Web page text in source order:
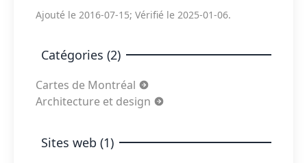
Ajouté le 2016-07-15; Vérifié le 2025-01-06.
Catégories (2)
Cartes de Montréal
Architecture et design
Sites web (1)